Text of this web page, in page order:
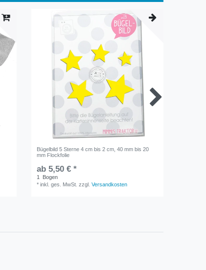
Bügelbild 5 Sterne 4 cm bis 2 cm, 40 mm bis 20
mm Flockfolie
ab 5,50 € *
1
Bogen
*inkl. ges. MwSt. zzgl.Versandkosten